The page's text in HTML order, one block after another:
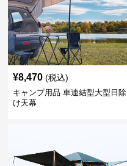
¥8,470 (税込)
キャンプ用品 車連結型大型日除
け天幕